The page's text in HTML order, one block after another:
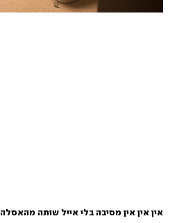
אין אין אין מסיבה בלי אייל שותה מהאסלה